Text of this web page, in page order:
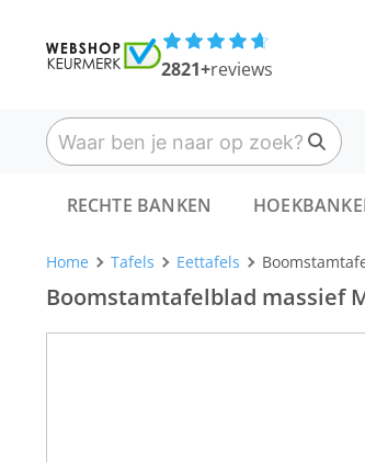
2821+reviews
RECHTE BANKEN
Home Tafels Eettafels
Boomstamtafelblad massief